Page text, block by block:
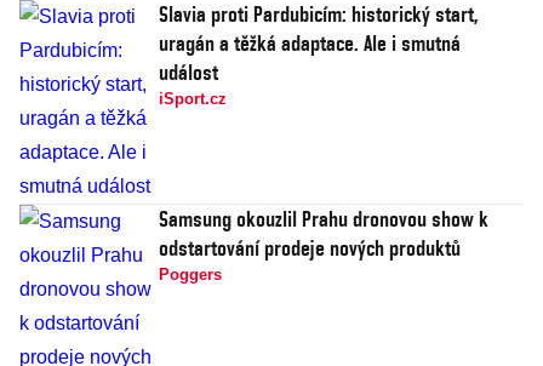
Slavia proti Pardubicím: historický start,
uragán a těžká adaptace. Ale i smutná
událost
iSport.cz
Samsung okouzlil Prahu dronovou show k
odstartování prodeje nových produktů
Poggers